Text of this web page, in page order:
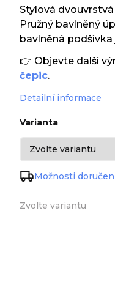
Zvolte variantu
Varianta
Možnosti
Stylová
Pružný bavlněný
bavlněná
👉 Objevte další
čepic.
Detailní informace